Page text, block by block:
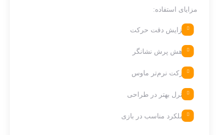
مزایای استفاده:
افزایش دقت حرکت
کاهش پرش نشانگر
حرکت نرم‌تر ماوس
کنترل بهتر در طراحی
عملکرد مناسب در بازی